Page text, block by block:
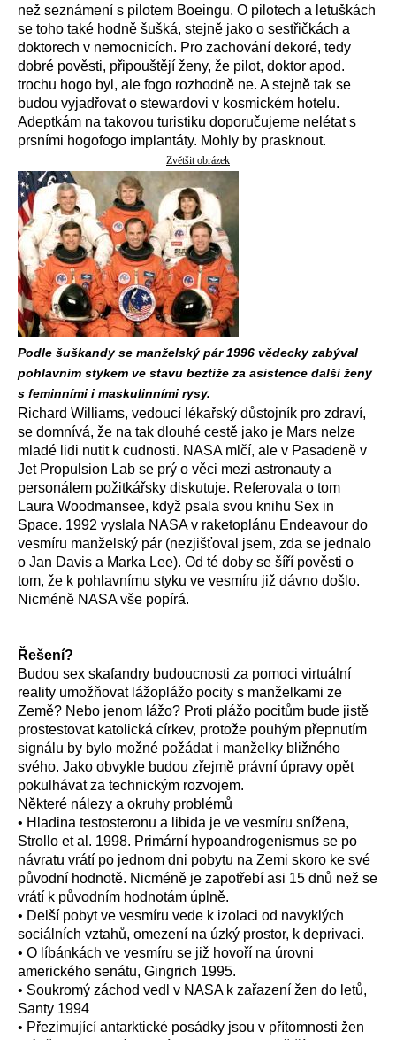
než seznámení s pilotem Boeingu. O pilotech a letuškách
se toho také hodně šušká, stejně jako o sestřičkách a
doktorech v nemocnicích. Pro zachování dekoré, tedy
dobré pověsti, připouštějí ženy, že pilot, doktor apod.
trochu hogo byl, ale fogo rozhodně ne. A stejně tak se
budou vyjadřovat o stewardovi v kosmickém hotelu.
Adeptkám na takovou turistiku doporučujeme nelétat s
prsními hogofogo implantáty. Mohly by prasknout.
Zvětšit obrázek
Podle šuškandy se manželský pár 1996 vědecky zabýval
pohlavním stykem ve stavu beztíže za asistence další ženy
s feminními i maskulinními rysy.
Richard Williams, vedoucí lékařský důstojník pro zdraví,
se domnívá, že na tak dlouhé cestě jako je Mars nelze
mladé lidi nutit k cudnosti. NASA mlčí, ale v Pasadeně v
Jet Propulsion Lab se prý o věci mezi astronauty a
personálem požitkářsky diskutuje. Referovala o tom
Laura Woodmansee, když psala svou knihu Sex in
Space. 1992 vyslala NASA v raketoplánu Endeavour do
vesmíru manželský pár (nezjišťoval jsem, zda se jednalo
o Jan Davis a Marka Lee). Od té doby se šíří pověsti o
tom, že k pohlavnímu styku ve vesmíru již dávno došlo.
Nicméně NASA vše popírá.
Řešení?
Budou sex skafandry budoucnosti za pomoci virtuální
reality umožňovat lážoplážo pocity s manželkami ze
Země? Nebo jenom lážo? Proti plážo pocitům bude jistě
prostestovat katolická církev, protože pouhým přepnutím
signálu by bylo možné požádat i manželky bližného
svého. Jako obvykle budou zřejmě právní úpravy opět
pokulhávat za technickým rozvojem.
Některé nálezy a okruhy problémů
• Hladina testosteronu a libida je ve vesmíru snížena,
Strollo et al. 1998. Primární hypoandrogenismus se po
návratu vrátí po jednom dni pobytu na Zemi skoro ke své
původní hodnotě. Nicméně je zapotřebí asi 15 dnů než se
vrátí k původním hodnotám úplně.
• Delší pobyt ve vesmíru vede k izolaci od navyklých
sociálních vztahů, omezení na úzký prostor, k deprivaci.
• O líbánkách ve vesmíru se již hovoří na úrovni
amerického senátu, Gingrich 1995.
• Soukromý záchod vedl v NASA k zařazení žen do letů,
Santy 1994
• Přezimující antarktické posádky jsou v přítomnosti žen